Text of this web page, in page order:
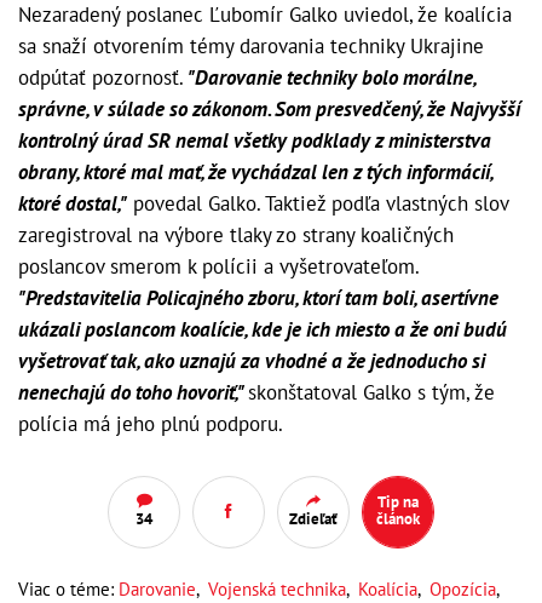
Nezaradený poslanec Ľubomír Galko uviedol, že koalícia
sa snaží otvorením témy darovania techniky Ukrajine
odpútať pozornosť. "Darovanie techniky bolo morálne,
správne, v súlade so zákonom. Som presvedčený, že Najvyšší
kontrolný úrad SR nemal všetky podklady z ministerstva
obrany, ktoré mal mať, že vychádzal len z tých informácií,
ktoré dostal," povedal Galko. Taktiež podľa vlastných slov
zaregistroval na výbore tlaky zo strany koaličných
poslancov smerom k polícii a vyšetrovateľom.
"Predstavitelia Policajného zboru, ktorí tam boli, asertívne
ukázali poslancom koalície, kde je ich miesto a že oni budú
vyšetrovať tak, ako uznajú za vhodné a že jednoducho si
nenechajú do toho hovoriť,"skonštatoval Galko s tým, že
polícia má jeho plnú podporu.
34 Zdieľať
Tip na
článok
Viac o téme: Darovanie, Vojenská technika, Koalícia, Opozícia,